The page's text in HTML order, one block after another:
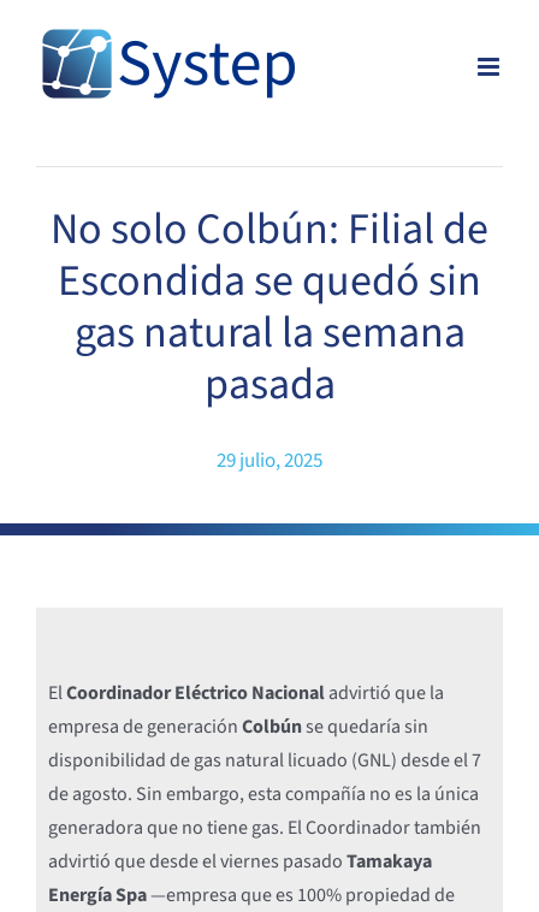
content
No solo Colbún: Filial de
Escondida se quedó sin
gas natural la semana
pasada
29 julio, 2025
ElCoordinador Eléctrico Nacionaladvirtió que la
empresa de generaciónColbúnse quedaría sin
disponibilidad de gas natural licuado (GNL) desde el 7
de agosto. Sin embargo, esta compañía no es la única
generadora que no tiene gas. El Coordinador también
advirtió que desde el viernes pasadoTamakaya
Energía Spa—empresa que es 100% propiedad de